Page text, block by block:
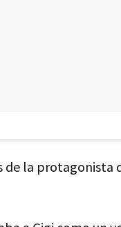
de la protagonista